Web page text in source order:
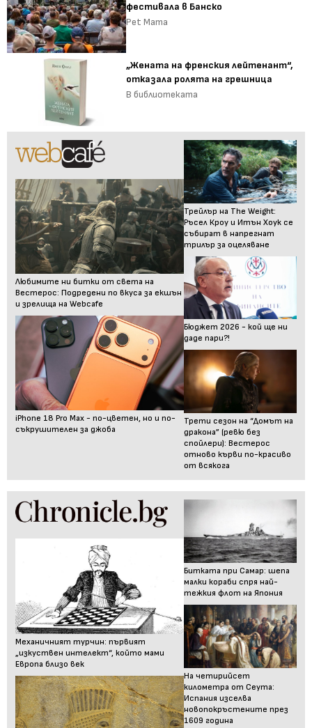
фестивала в Банско
Pet Mama
„Жената на френския лейтенант“,
отказала ролята на грешница
В библиотеката
Любимите ни битки от света на
Вестерос: Подредени по вкуса за екшън
и зрелища на Webcafe
iPhone 18 Pro Max - по-цветен, но и по-
съкрушителен за джоба
Трейлър на The Weight:
Ръсел Кроу и Итън Хоук се
събират в напрегнат
трилър за оцеляване
Бюджет 2026 - кой ще ни
даде пари?!
Трети сезон на “Домът на
дракона” (ревю без
спойлери): Вестерос
отново кърви по-красиво
от всякога
Механичният турчин: първият
„изкуствен интелект“, който мами
Европа близо век
Битката при Самар: шепа
малки кораби спря най-
тежкия флот на Япония
На четирийсет
километра от Сеута:
Испания изселва
новопокръстените през
1609 година